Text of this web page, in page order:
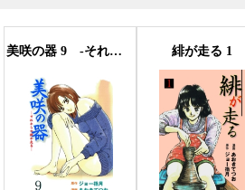
美咲の器 9 ‐それからの緋が走る‐ 緋が走る 1